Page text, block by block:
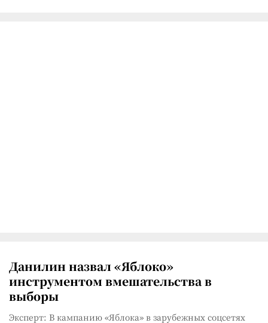
Данилин назвал «Яблоко»
инструментом вмешательства в
выборы
Эксперт: В кампанию «Яблока» в зарубежных соцсетях